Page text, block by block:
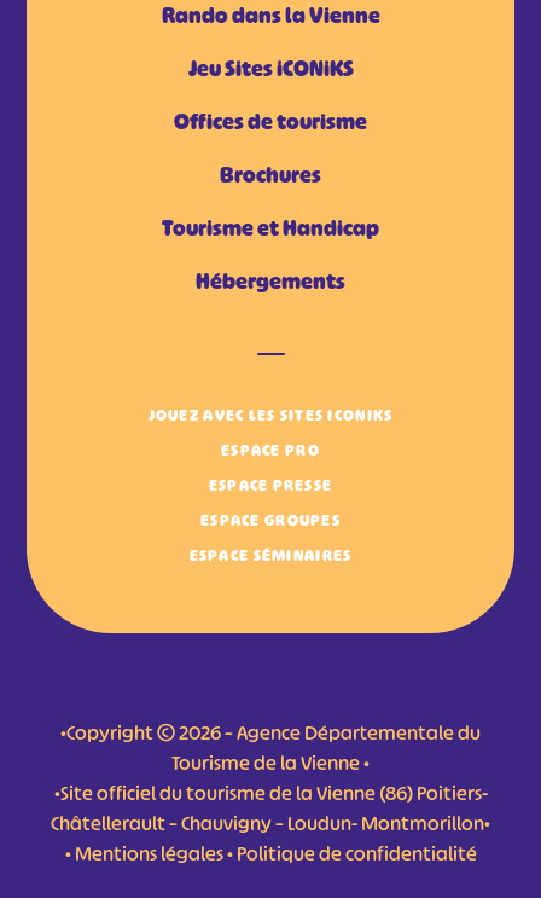
Rando dans la Vienne
Jeu Sites iCONiKS
Offices de tourisme
Brochures
Tourisme et Handicap
Hébergements
JOUEZ AVEC LES SITES ICONIKS
ESPACE PRO
ESPACE PRESSE
ESPACE GROUPES
ESPACE SÉMINAIRES
•Copyright © 2026 – Agence Départementale du
Tourisme de la Vienne •
•Site officiel du tourisme de la Vienne (86) Poitiers-
Châtellerault – Chauvigny – Loudun- Montmorillon•
•Mentions légales•Politique de confidentialité